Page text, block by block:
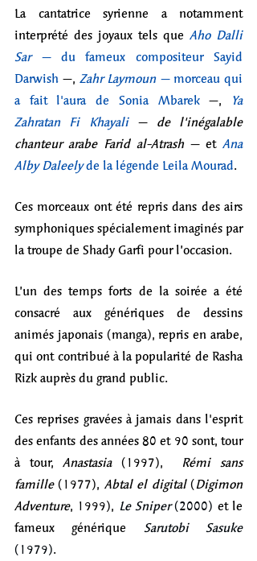
La cantatrice syrienne a notamment
interprété des joyaux tels que Aho Dalli
Sar – du fameux compositeur Sayid
Darwish –, Zahr Laymoun – morceau qui
a fait l'aura de Sonia Mbarek –, Ya
Zahratan Fi Khayali – de l'inégalable
chanteur arabe Farid al-Atrash – et Ana
Alby Daleely de la légende Leila Mourad.
Ces morceaux ont été repris dans des airs
symphoniques spécialement imaginés par
la troupe de Shady Garfi pour l’occasion.
L’un des temps forts de la soirée a été
consacré aux génériques de dessins
animés japonais (manga), repris en arabe,
qui ont contribué à la popularité de Rasha
Rizk auprès du grand public.
Ces reprises gravées à jamais dans l'esprit
des enfants des années 80 et 90 sont, tour
à tour, Anastasia (1997), Rémi sans
famille (1977), Abtal el digital (Digimon
Adventure, 1999), Le Sniper (2000) et le
fameux générique
Sarutobi Sasuke
(1979).